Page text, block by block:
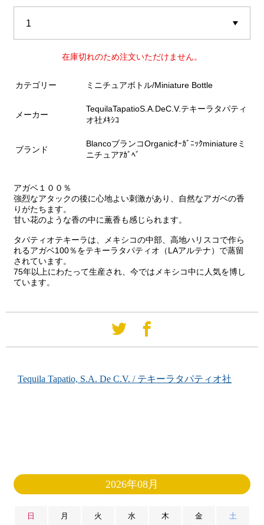
在庫切れのため注文いただけません。
カテゴリー ミニチュアボトル/Miniature Bottle
メーカー
TequilaTapatioS.A.DeC.V.テキーラタパティ
オ社ﾒｷｼｺ
ブランド
BlancoブランコOrganicｵｰｶﾞﾆｯｸminiatureミ
ニチュアｱｶﾞﾍﾞ
アガベ１００％
強烈なアタックの後に心地よい刺激があり、自然なアガベの香
りがたちます。
甘い花のような香の中に薫香も感じられます。
タパティオテキーラは、メキシコの中部、高地ハリスコで作ら
れるアガベ100％をテキーラタパティオ（LAアルテナ）で蒸留
されています。
75年以上にわたって生産され、今ではメキシコ中に人気を博し
ています。
Tequila Tapatio, S.A. De C.V. / テキーラタパティオ社
2026年08月
日 月 火 水 木 金 土